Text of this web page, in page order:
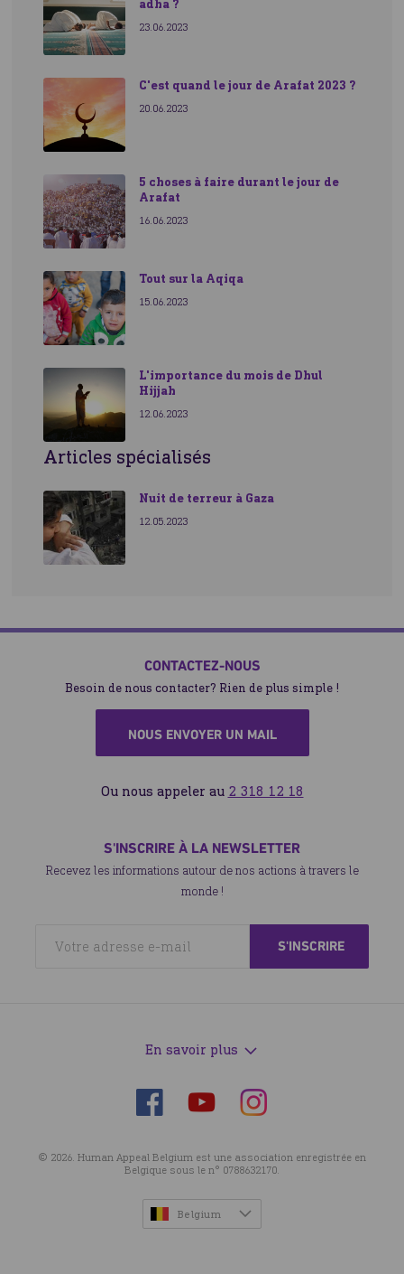
adha ?
23.06.2023
C'est quand le jour de Arafat 2023 ?
20.06.2023
5 choses à faire durant le jour de
Arafat
16.06.2023
Tout sur la Aqiqa
15.06.2023
L'importance du mois de Dhul
Hijjah
12.06.2023
Articles spécialisés
Nuit de terreur à Gaza
12.05.2023
CONTACTEZ-NOUS
Besoin de nous contacter? Rien de plus simple !
NOUS ENVOYER UN MAIL
Ou nous appeler au 2 318 12 18
S'INSCRIRE À LA NEWSLETTER
Recevez les informations autour de nos actions à travers le
monde !
En savoir plus
Suivez-
nous
Facebook
Suivez-
YouTube
Suivez-
nous
Instagram
© 2026. Human Appeal Belgium est une association enregistrée en
Belgique sous le n° 0788632170.
Belgium